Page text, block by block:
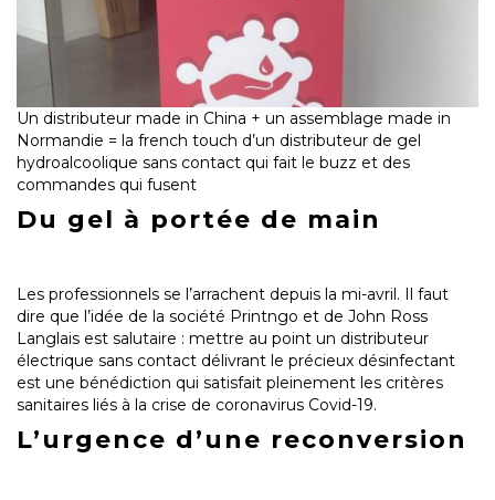
Un distributeur made in China + un assemblage made in
Normandie = la french touch d’un distributeur de gel
hydroalcoolique sans contact qui fait le buzz et des
commandes qui fusent
Du gel à portée de main
Les professionnels se l’arrachent depuis la mi-avril. Il faut
dire que l’idée de la société Printngo et de John Ross
Langlais est salutaire : mettre au point un distributeur
électrique sans contact délivrant le précieux désinfectant
est une bénédiction qui satisfait pleinement les critères
sanitaires liés à la crise de coronavirus Covid-19.
L’urgence d’une reconversion